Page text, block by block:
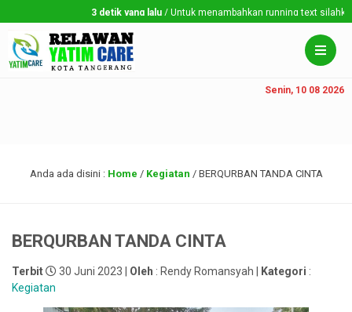
3 detik yang lalu/ Untuk menambahkan running text silahkan ke
Senin, 10 08 2026
Anda ada disini : Home / Kegiatan / BERQURBAN TANDA CINTA
BERQURBAN TANDA CINTA
Terbit 30 Juni 2023 | Oleh : Rendy Romansyah | Kategori :
Kegiatan